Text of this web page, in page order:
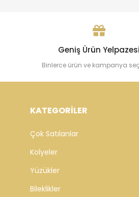
Geniş Ürün
Binlerce ürün ve kampanya
KATEGORİLER
Çok Satılanlar
Kolyeler
Yüzükler
Bileklikler